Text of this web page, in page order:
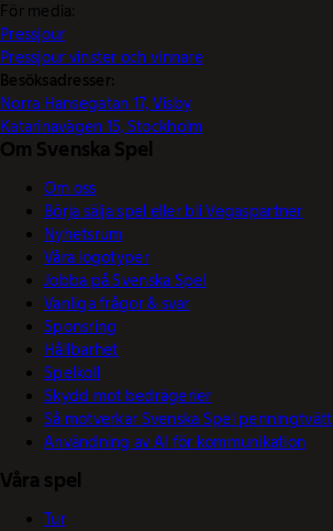
För media:
Pressjour
Pressjour vinster och vinnare
Besöksadresser:
Norra Hansegatan 17, Visby
Katarinavägen 15, Stockholm
Om Svenska Spel
Om oss
Börja sälja spel eller bli Vegaspartner
Nyhetsrum
Våra logotyper
Jobba på Svenska Spel
Vanliga frågor & svar
Sponsring
Hållbarhet
Spelkoll
Skydd mot bedrägerier
Så motverkar Svenska Spel penningtvätt
Användning av AI för kommunikation
Våra spel
Tur